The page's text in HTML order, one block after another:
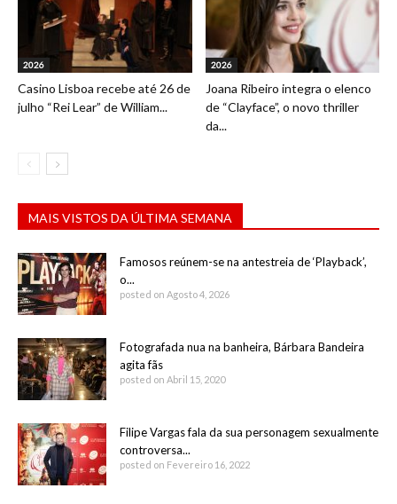
2026
Casino Lisboa recebe até 26 de
julho “Rei Lear” de William...
2026
Joana Ribeiro integra o elenco
de “Clayface”, o novo thriller
da...
MAIS VISTOS DA ÚLTIMA SEMANA
Famosos reúnem-se na antestreia de ‘Playback’,
o...
posted on Agosto 4, 2026
Fotografada nua na banheira, Bárbara Bandeira
agita fãs
posted on Abril 15, 2020
Filipe Vargas fala da sua personagem sexualmente
controversa...
posted on Fevereiro 16, 2022